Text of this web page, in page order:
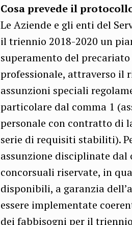
Cosa prevede il
Le Aziende e gli enti del
il triennio 2018-2020 un
superamento del
professionale, attraverso il
assunzioni speciali
particolare dal comma 1
personale con contratto di
serie di requisiti stabiliti).
assunzione disciplinate dal
concorsuali riservate, in
disponibili, a garanzia
essere implementate
dei fabbisogni per il